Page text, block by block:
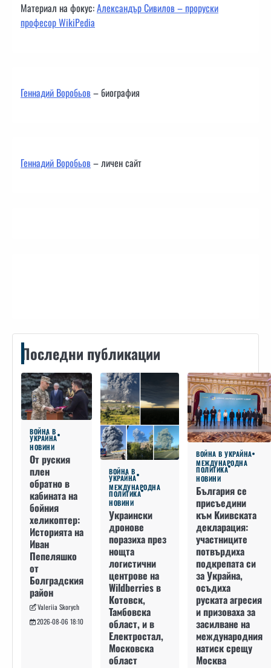
Материал на фокус:Александър Сивилов – проруски
професор WikiPedia
Геннадий Воробьов– биография
Геннадий Воробьов– личен сайт
Последни публикации
ВОЙНА В
УКРАЙНА
НОВИНИ
От руския
плен
обратно в
кабината на
бойния
хеликоптер:
Историята на
Иван
Пепеляшко
от
Болградския
район
Valeriia Skorych
2026-08-06 18:10
ВОЙНА В
УКРАЙНА
МЕЖДУНАРОДНА
ПОЛИТИКА
НОВИНИ
Украински
дронове
поразиха през
нощта
логистични
центрове на
Wildberries в
Котовск,
Тамбовска
област, и в
Електростал,
Московска
област
ВОЙНА В УКРАЙНА
МЕЖДУНАРОДНА
ПОЛИТИКА
НОВИНИ
България се
присъедини
към Киивската
декларация:
участниците
потвърдиха
подкрепата си
за Украйна,
осъдиха
руската агресия
и призоваха за
засилване на
международния
натиск срещу
Москва